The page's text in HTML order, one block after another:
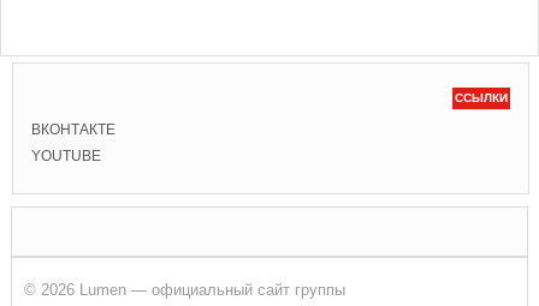
ССЫЛКИ
ВКОНТАКТЕ
YOUTUBE
© 2026 Lumen — официальный сайт группы